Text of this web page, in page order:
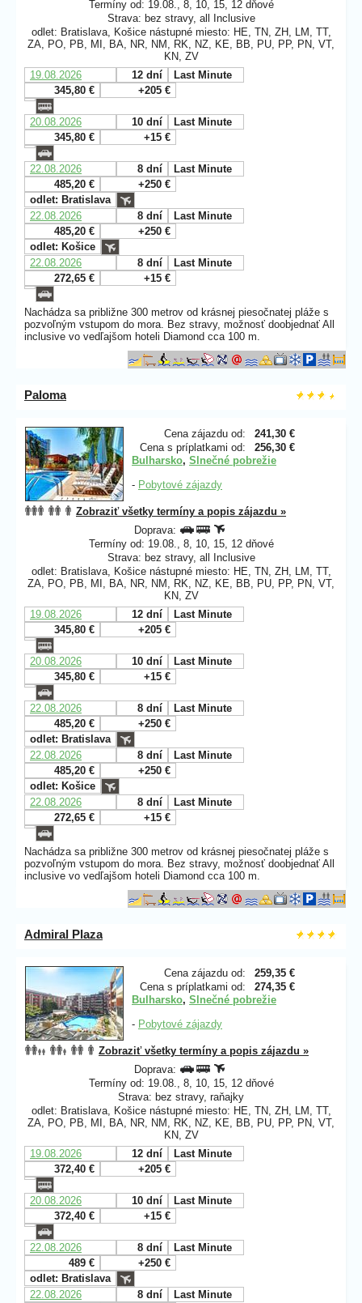
Termíny od: 19.08., 8, 10, 15, 12 dňové
Strava: bez stravy, all Inclusive
odlet: Bratislava, Košice nástupné miesto: HE, TN, ZH, LM, TT,
ZA, PO, PB, MI, BA, NR, NM, RK, NZ, KE, BB, PU, PP, PN, VT,
KN, ZV
19.08.2026
12 dní
Last Minute
345,80 €
+205 €
20.08.2026 10 dní
Last Minute
345,80 €
+15 €
22.08.2026 8 dní
Last Minute
485,20 €
+250 €
odlet: Bratislava
22.08.2026
8 dní
Last Minute
485,20 €
+250 €
odlet: Košice
22.08.2026
8 dní
Last Minute
272,65 €
+15 €
Nachádza sa približne 300 metrov od krásnej piesočnatej pláže s
pozvoľným vstupom do mora. Bez stravy, možnosť doobjednať All
inclusive vo vedľajšom hoteli Diamond cca 100 m.
Paloma
Cena zájazdu od:
241,30 €
Cena s príplatkami od:
256,30 €
Bulharsko, Slnečné pobrežie
- Pobytové zájazdy
Zobraziť všetky termíny a popis zájazdu »
Doprava:
Termíny od: 19.08., 8, 10, 15, 12 dňové
Strava: bez stravy, all Inclusive
odlet: Bratislava, Košice nástupné miesto: HE, TN, ZH, LM, TT,
ZA, PO, PB, MI, BA, NR, NM, RK, NZ, KE, BB, PU, PP, PN, VT,
KN, ZV
19.08.2026
12 dní
Last Minute
345,80 €
+205 €
20.08.2026 10 dní
Last Minute
345,80 €
+15 €
22.08.2026 8 dní
Last Minute
485,20 €
+250 €
odlet: Bratislava
22.08.2026
8 dní
Last Minute
485,20 €
+250 €
odlet: Košice
22.08.2026
8 dní
Last Minute
272,65 €
+15 €
Nachádza sa približne 300 metrov od krásnej piesočnatej pláže s
pozvoľným vstupom do mora. Bez stravy, možnosť doobjednať All
inclusive vo vedľajšom hoteli Diamond cca 100 m.
Admiral Plaza
Cena zájazdu od:
259,35 €
Cena s príplatkami od:
274,35 €
Bulharsko, Slnečné pobrežie
- Pobytové zájazdy
Zobraziť všetky termíny a popis zájazdu »
Doprava:
Termíny od: 19.08., 8, 10, 15, 12 dňové
Strava: bez stravy, raňajky
odlet: Bratislava, Košice nástupné miesto: HE, TN, ZH, LM, TT,
ZA, PO, PB, MI, BA, NR, NM, RK, NZ, KE, BB, PU, PP, PN, VT,
KN, ZV
19.08.2026
12 dní
Last Minute
372,40 €
+205 €
20.08.2026 10 dní
Last Minute
372,40 €
+15 €
22.08.2026 8 dní
Last Minute
489 €
+250 €
odlet: Bratislava
22.08.2026
8 dní
Last Minute